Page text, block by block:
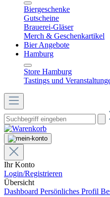
Biergeschenke
Gutscheine
Brauerei-Gläser
Merch & Geschenkartikel
Bier Angebote
Hamburg
Store Hamburg
Tastings und
Ihr Konto
Login/Registrieren
Übersicht
Dashboard Persönliches Profil